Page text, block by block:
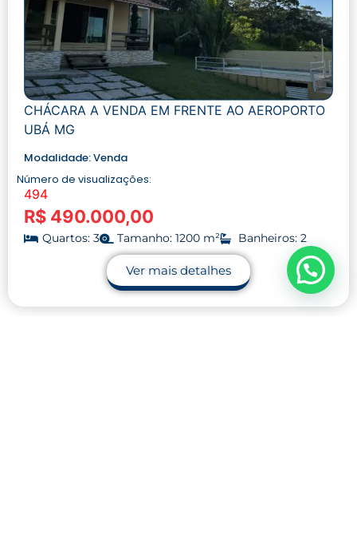
CHÁCARA A VENDA EM FRENTE AO AEROPORTO
UBÁ MG
Modalidade:Venda
Número de visualizações:
494
R$ 490.000,00
Quartos: 3 Tamanho: 1200 m² Banheiros: 2
Ver mais detalhes